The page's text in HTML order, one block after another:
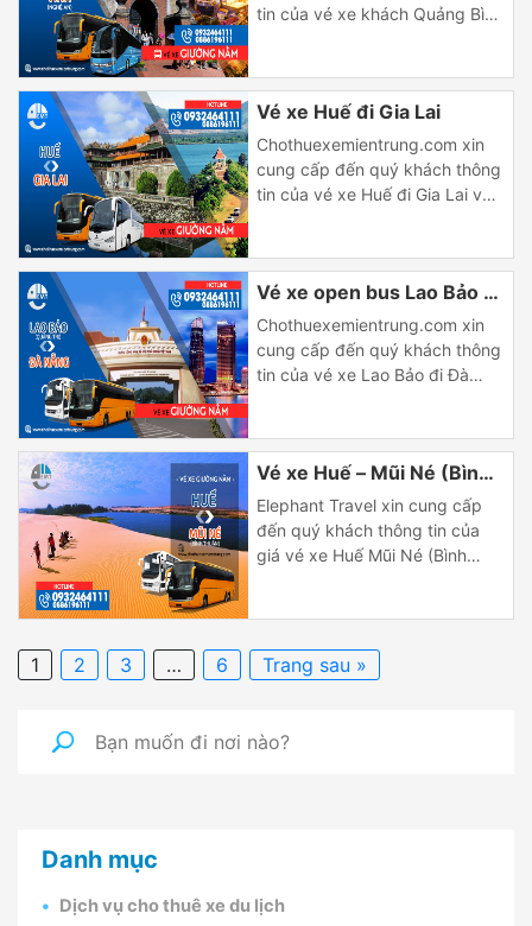
tin của vé xe khách Quảng Bình
đón khách tại trung tâm thành
phố với nhiều khung giờ chạy
khác nhau. Thông tin chi tiết
giá vé và lịch trình xe khách
Quảng Bình đi […]
Vé xe Huế đi Gia Lai
Chothuexemientrung.com xin
cung cấp đến quý khách thông
tin của vé xe Huế đi Gia Lai và
thành phố với nhiều khung giờ
chạy khác nhau. Thông tin chi
tiết giá vé và lịch trình xe Huế
đi Gia Lai Giờ chạy Loại […]
Vé xe open bus Lao Bảo đi
Đà Nẵng
Chothuexemientrung.com xin
cung cấp đến quý khách thông
tin của vé xe Lao Bảo đi Đà
trung tâm thành phố với nhiều
khung giờ chạy khác nhau.
Thông tin chi tiết giá vé và lịch
trình xe khách Lao Bảo <=> Đà
nẵng […]
Vé xe Huế – Mũi Né (Bình
Thuận)
Elephant Travel xin cung cấp
đến quý khách thông tin của
giá vé xe Huế Mũi Né (Bình
khung giờ chạy khác nhau.
Thông tin chi tiết giá vé và lịch
1 2 3 … 6 Trang sau »
Danh mục
Dịch vụ cho thuê xe du lịch